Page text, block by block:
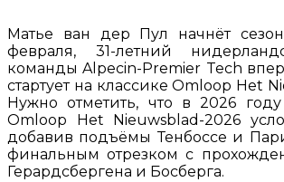
Матье ван дер Пул начнёт
февраля, 31-летний
команды Alpecin-Premier Tech
стартует на классике Omloop Het
Нужно отметить, что в 2026 году
Omloop Het Nieuwsblad-2026
добавив подъёмы Тенбоссе и
финальным отрезком с
Герардсбергена и Босберга.